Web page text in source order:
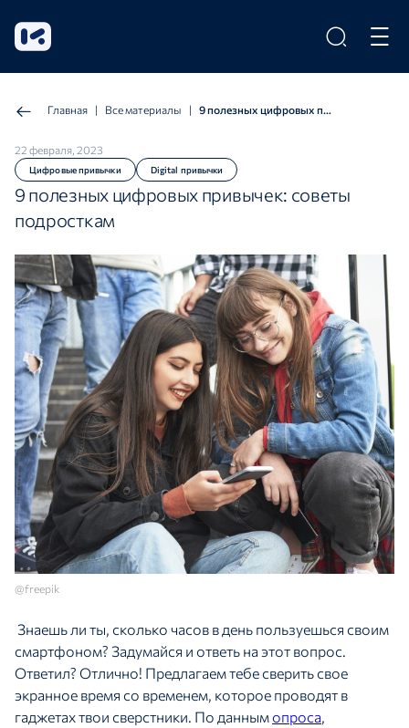
Цифровые привычки Digital привычки
9 полезных цифровых привычек: советы
подросткам
22 февраля, 2023
Главная | Все материалы | 9 полезных цифровых привычек: советы подросткам
@freepik
Знаешь ли ты, сколько часов в день пользуешься своим
смартфоном? Задумайся и ответь на этот вопрос.
Ответил? Отлично! Предлагаем тебе сверить свое
экранное время со временем, которое проводят в
гаджетах твои сверстники. По даннымопроса,